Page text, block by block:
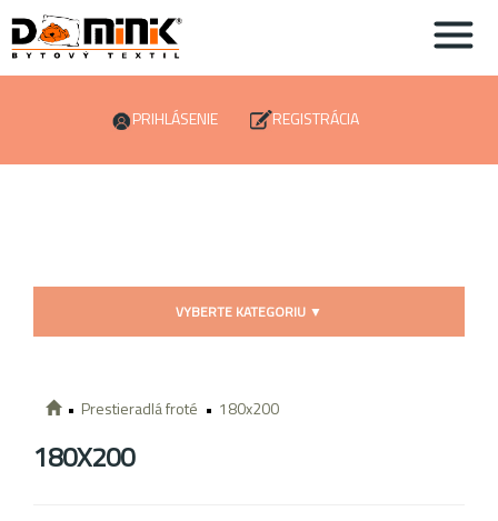
PRIHLÁSENIE REGISTRÁCIA
VYBERTE KATEGORIU ▼
Prestieradlá froté 180x200
180X200